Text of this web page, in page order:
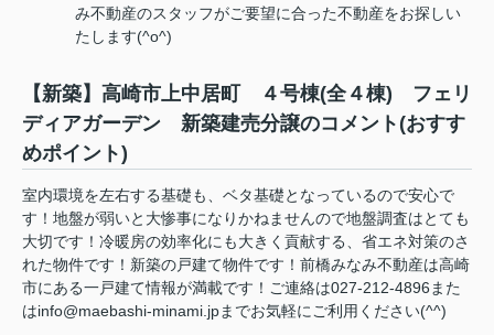
み不動産のスタッフがご要望に合った不動産をお探しい
たします(^o^)
【新築】高崎市上中居町 ４号棟(全４棟) フェリ
ディアガーデン 新築建売分譲のコメント(おすす
めポイント)
室内環境を左右する基礎も、ベタ基礎となっているので安心で
す！地盤が弱いと大惨事になりかねませんので地盤調査はとても
大切です！冷暖房の効率化にも大きく貢献する、省エネ対策のさ
れた物件です！新築の戸建て物件です！前橋みなみ不動産は高崎
市にある一戸建て情報が満載です！ご連絡は027-212-4896また
はinfo@maebashi-minami.jpまでお気軽にご利用ください(^^)